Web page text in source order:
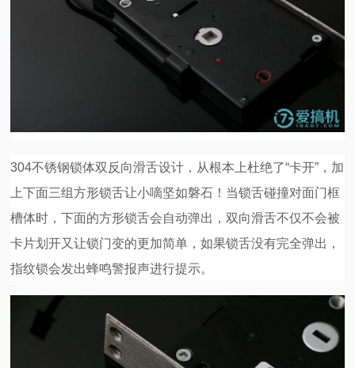
304不锈钢锁体双反向滑舌设计，从根本上杜绝了“卡开”，加
上下面三组方形锁舌让小嘀坚如磐石！当锁舌碰撞对面门框
槽体时，下面的方形锁舌会自动弹出，双向滑舌不仅不会被
卡片划开又让锁门变的更加简单，如果锁舌没有完全弹出，
指纹锁会发出蜂鸣警报声进行提示。